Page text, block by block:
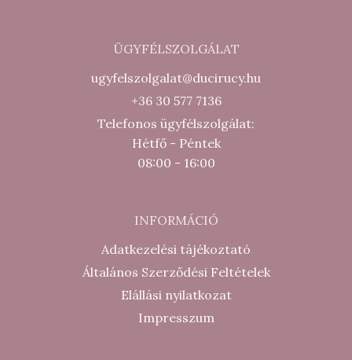
ÜGYFÉLSZOLGÁLAT
ugyfelszolgalat@ducirucy.hu
+36 30 577 7136
Telefonos ügyfélszolgálat:
Hétfő - Péntek
08:00 - 16:00
INFORMÁCIÓ
Adatkezelési tájékoztató
Általános Szerződési Feltételek
Elállási nyilatkozat
Impresszum